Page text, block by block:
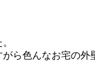
ら色んなお宅の外